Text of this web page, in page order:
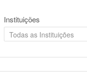
Instituições